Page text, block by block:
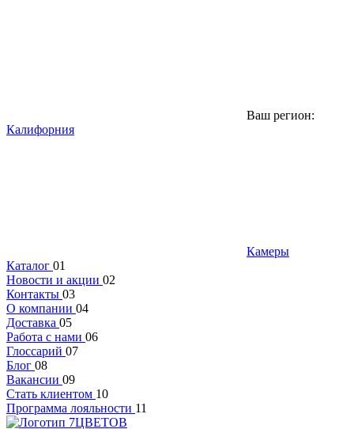
Ваш регион:
Калифорния
Камеры
Каталог 01
Новости и акции 02
Контакты 03
О компании 04
Доставка 05
Работа с нами 06
Глоссарий 07
Блог 08
Вакансии 09
Стать клиентом 10
Программа лояльности 11